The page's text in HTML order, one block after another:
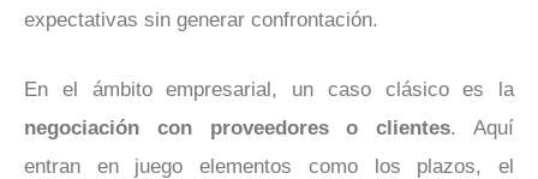
expectativas sin generar confrontación.
En el ámbito empresarial, un caso clásico es la
negociación con proveedores o clientes. Aquí
entran en juego elementos como los plazos, el